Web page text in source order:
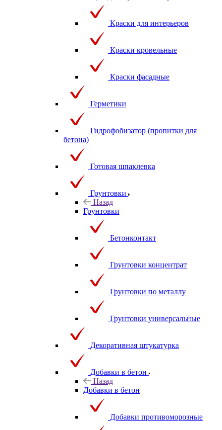
Краски для интерьеров
Краски кровельные
Краски фасадные
Герметики
Гидрофобизатор (пропитки для
бетона)
Готовая шпаклевка
Грунтовки
Назад
Грунтовки
Бетонконтакт
Грунтовки концентрат
Грунтовки по металлу
Грунтовки универсальные
Декоративная штукатурка
Добавки в бетон
Назад
Добавки в бетон
Добавки противоморозные